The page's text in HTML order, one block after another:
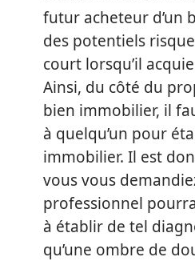
futur acheteur d’un
des potentiels
court lorsqu’il
Ainsi, du côté du
bien immobilier, il
à quelqu’un pour
immobilier. Il est
vous vous
professionnel
à établir de tel
qu’une ombre de